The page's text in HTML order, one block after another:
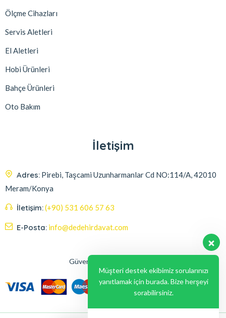
Ölçme Cihazları
Servis Aletleri
El Aletleri
Hobi Ürünleri
Bahçe Ürünleri
Oto Bakım
İletişim
Adres: Pirebi, Taşcami Uzunharmanlar Cd NO:114/A, 42010
Meram/Konya
İletişim:(+90) 531 606 57 63
E-Posta: info@dedehirdavat.com
Güvenli Ödeme Seçenekleri
Müşteri destek ekibimiz sorularınızı
yanıtlamak için burada. Bize herşeyi
sorabilirsiniz.